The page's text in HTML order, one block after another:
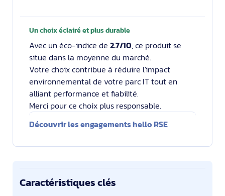
Un choix éclairé et plus durable
Avec un éco-indice de 2.7/10, ce produit se
situe dans la moyenne du marché.
Votre choix contribue à réduire l'impact
environnemental de votre parc IT tout en
alliant performance et fiabilité.
Merci pour ce choix plus responsable.
Découvrir les engagements hello RSE
Caractéristiques clés